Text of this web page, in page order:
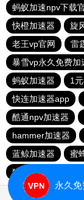
蚂蚁加速npv下载
快橙加速器
旋
老王vp官网
雷
暴雪vp永久免费加
蚂蚁加速器
1
快连加速器app
酷通npv加速器
hammer加速器
蓝鲸加速器
蜜
猎豹加速器官网
永久